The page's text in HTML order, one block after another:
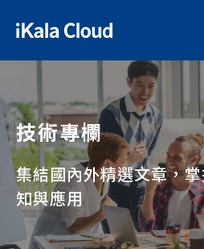
技術專欄
集結國內外精選文章，
知與應用